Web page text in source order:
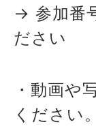
→ 参加番
ださい
・動画や
ください。